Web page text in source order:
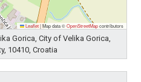
Leaflet |Map data ©OpenStreetMapcontributors
Gorica, City of Velika Gorica,
10410, Croatia